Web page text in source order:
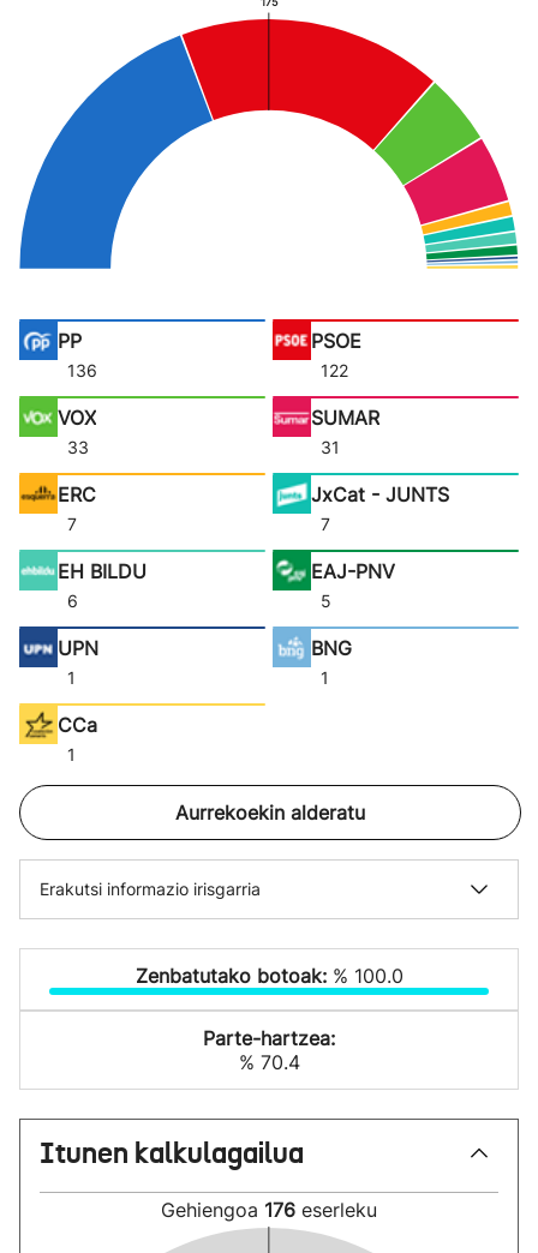
PP
136
PSOE
122
VOX
33
SUMAR
31
ERC
7
JxCat - JUNTS
7
EH BILDU
6
EAJ-PNV
5
UPN
1
BNG
1
CCa
1
Aurrekoekin alderatu
Erakutsi informazio irisgarria
Zenbatutako botoak: % 100.0
Parte-hartzea:
% 70.4
Itunen kalkulagailua
Gehiengoa 176 eserleku